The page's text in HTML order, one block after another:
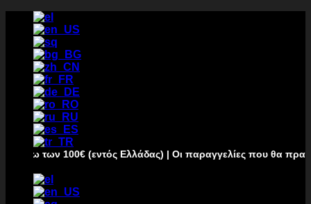
Μετάβαση
περιεχόμενο
100€ (εντός Ελλάδας) | Οι παραγγελίες που θα